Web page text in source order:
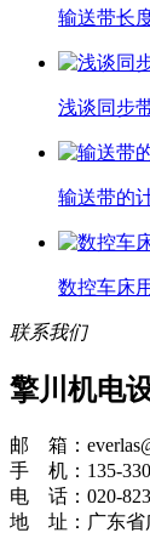
输送带长
浅谈同步
输送带的
数控车床
联系我们
擎川机电
邮 箱：
手 机：135-
电 话：020-
地 址：广东省